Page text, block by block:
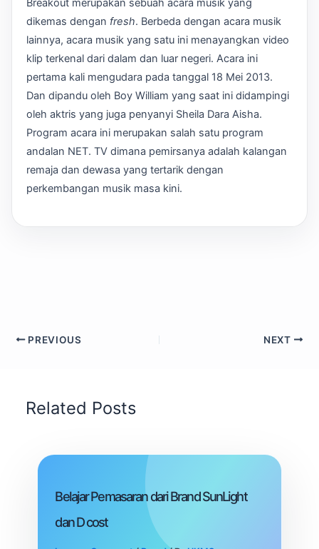
Breakout merupakan sebuah acara musik yang
dikemas dengan fresh. Berbeda dengan acara musik
lainnya, acara musik yang satu ini menayangkan video
klip terkenal dari dalam dan luar negeri. Acara ini
pertama kali mengudara pada tanggal 18 Mei 2013.
Dan dipandu oleh Boy William yang saat ini didampingi
oleh aktris yang juga penyanyi Sheila Dara Aisha.
Program acara ini merupakan salah satu program
andalan NET. TV dimana pemirsanya adalah kalangan
remaja dan dewasa yang tertarik dengan
perkembangan musik masa kini.
PREVIOUS NEXT
Related Posts
Belajar Pemasaran dari Brand SunLight
dan D cost